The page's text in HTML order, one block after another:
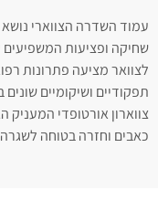
עמוד השדרה הצווארי
שחיקה ופציעות המשפיעים
לצוואר מציעה פתרונות
תפקודיים ושיקומיים שונים
צווארון אורטופדי
כאבים וחזרה בטוחה